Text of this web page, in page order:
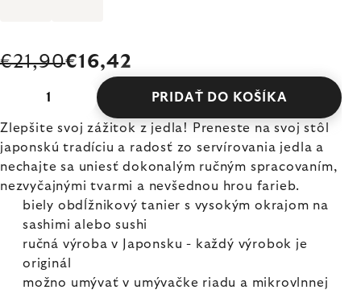
€21,90€16,42
PRIDAŤ DO KOŠÍKA
Zlepšite svoj zážitok z jedla! Preneste na svoj stôl
japonskú tradíciu a radosť zo servírovania jedla a
nechajte sa uniesť dokonalým ručným spracovaním,
nezvyčajnými tvarmi a nevšednou hrou farieb.
biely obdĺžnikový tanier s vysokým okrajom na
sashimi alebo sushi
ručná výroba v Japonsku - každý výrobok je
originál
možno umývať v umývačke riadu a mikrovlnnej